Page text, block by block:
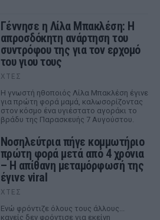
Γέννησε η Λίλα Μπακλέση: Η
απροσδόκητη ανάρτηση του
συντρόφου της για τον ερχομό
του γιου τους
ΧΤΕΣ
Η γνωστή ηθοποιός Λίλα Μπακλέση έγινε
για πρώτη φορά μαμά, καλωσορίζοντας
στον κόσμο ένα υγιέστατο αγοράκι το
βράδυ της Παρασκευής 7 Αυγούστου.
Νοσηλεύτρια πήγε κομμωτήριο
πρώτη φορά μετά από 4 χρόνια
– Η απίθανη μεταμόρφωσή της
έγινε viral
ΧΤΕΣ
Ενώ φρόντιζε όλους τους άλλους...
κανείς δεν φρόντισε για εκείνη